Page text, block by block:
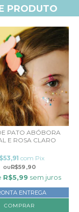
PRODUTO
PATO ABÓBORA
E ROSA CLARO
R$59,90
com Pix
R$5,99 sem juros
ENTREGA